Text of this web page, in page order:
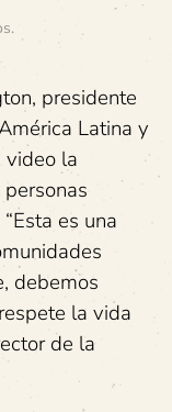
.
presidente
Latina y
video la
es una
debemos
la vida
de la